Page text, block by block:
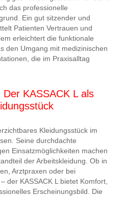
das professionelle
Ein gut sitzender und
Patienten Vertrauen und
erleichtert die funktionale
den Umgang mit medizinischen
die im Praxisalltag
KASSACK L als
Kleidungsstück im
Seine durchdachte
Einsatzmöglichkeiten machen
der Arbeitskleidung. Ob in
Arztpraxen oder bei
der KASSACK L bietet Komfort,
Erscheinungsbild. Die